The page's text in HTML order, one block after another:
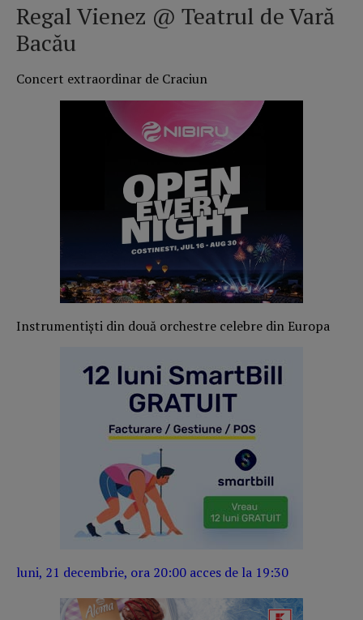
Regal Vienez @ Teatrul de Vară
Bacău
Concert extraordinar de Craciun
Instrumentiști din două orchestre celebre din Europa
luni, 21 decembrie, ora 20:00 acces de la 19:30